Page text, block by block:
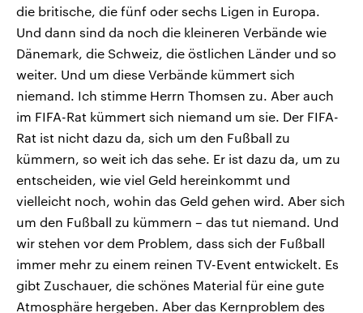
die britische, die fünf oder sechs Ligen in Europa.
Und dann sind da noch die kleineren Verbände wie
Dänemark, die Schweiz, die östlichen Länder und so
weiter. Und um diese Verbände kümmert sich
niemand. Ich stimme Herrn Thomsen zu. Aber auch
im FIFA-Rat kümmert sich niemand um sie. Der FIFA-
Rat ist nicht dazu da, sich um den Fußball zu
kümmern, so weit ich das sehe. Er ist dazu da, um zu
entscheiden, wie viel Geld hereinkommt und
vielleicht noch, wohin das Geld gehen wird. Aber sich
um den Fußball zu kümmern – das tut niemand. Und
wir stehen vor dem Problem, dass sich der Fußball
immer mehr zu einem reinen TV-Event entwickelt. Es
gibt Zuschauer, die schönes Material für eine gute
Atmosphäre hergeben. Aber das Kernproblem des